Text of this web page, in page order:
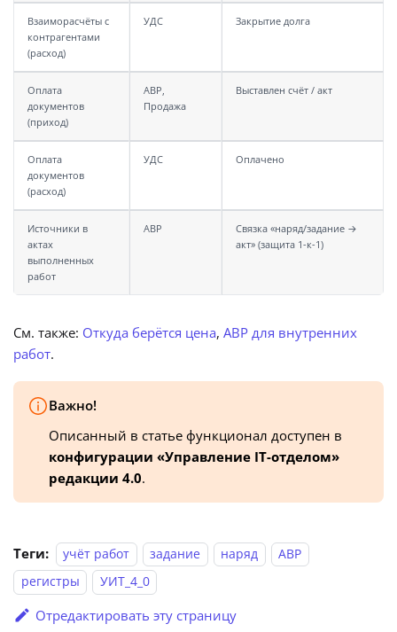
Взаиморасчёты с
контрагентами
(расход)
УДС Закрытие долга
Оплата
документов
(приход)
АВР,
Продажа
Выставлен счёт / акт
Оплата
документов
(расход)
УДС Оплачено
Источники в
актах
выполненных
работ
АВР
Связка «наряд/задание →
акт» (защита 1-к-1)
См. также: Откуда берётся цена, АВР для внутренних
работ.
Важно!
Описанный в статье функционал доступен в
конфигурации «Управление IT-отделом»
редакции 4.0.
Теги: учёт работ задание наряд
АВР
регистры
УИТ_4_0
Отредактировать эту страницу